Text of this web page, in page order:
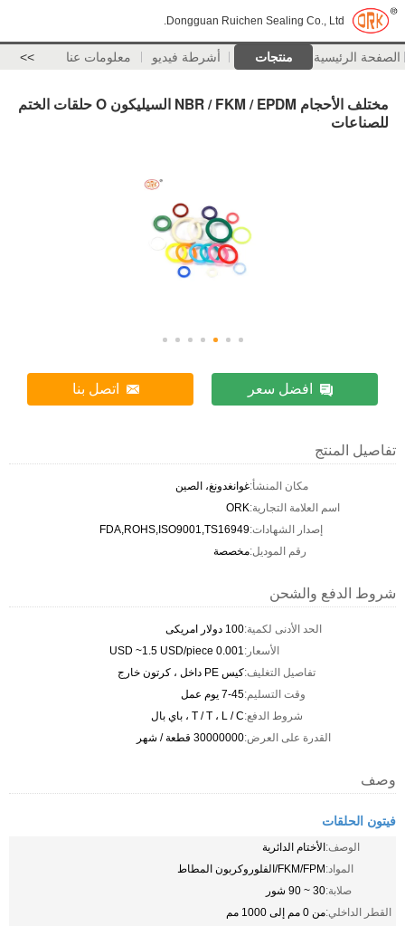
Dongguan Ruichen Sealing Co., Ltd.
الصفحة الرئيسية منتجات أشرطة فيديو معلومات عنا >>
مختلف الأحجام NBR / FKM / EPDM السيليكون O حلقات الختم
للصناعات
افضل سعر اتصل بنا
تفاصيل المنتج
مكان المنشأ:غوانغدونغ، الصين
اسم العلامة التجارية:ORK
إصدار الشهادات:FDA,ROHS,ISO9001,TS16949
رقم الموديل:مخصصة
شروط الدفع والشحن
الحد الأدنى لكمية:100 دولار امريكى
الأسعار:0.001 USD ~1.5 USD/piece
تفاصيل التغليف:كيس PE داخل ، كرتون خارج
وقت التسليم:7-45 يوم عمل
شروط الدفع:T / T ، L / C ، باي بال
القدرة على العرض:30000000 قطعة / شهر
وصف
فيتون الحلقات
الوصف:الأختام الدائرية
المواد:FKM/FPM/الفلوروكربون المطاط
صلابة:30 ~ 90 شور
القطر الداخلي:من 0 مم إلى 1000 مم